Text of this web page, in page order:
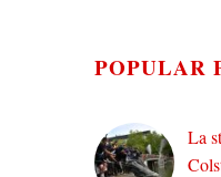
POPULAR
La